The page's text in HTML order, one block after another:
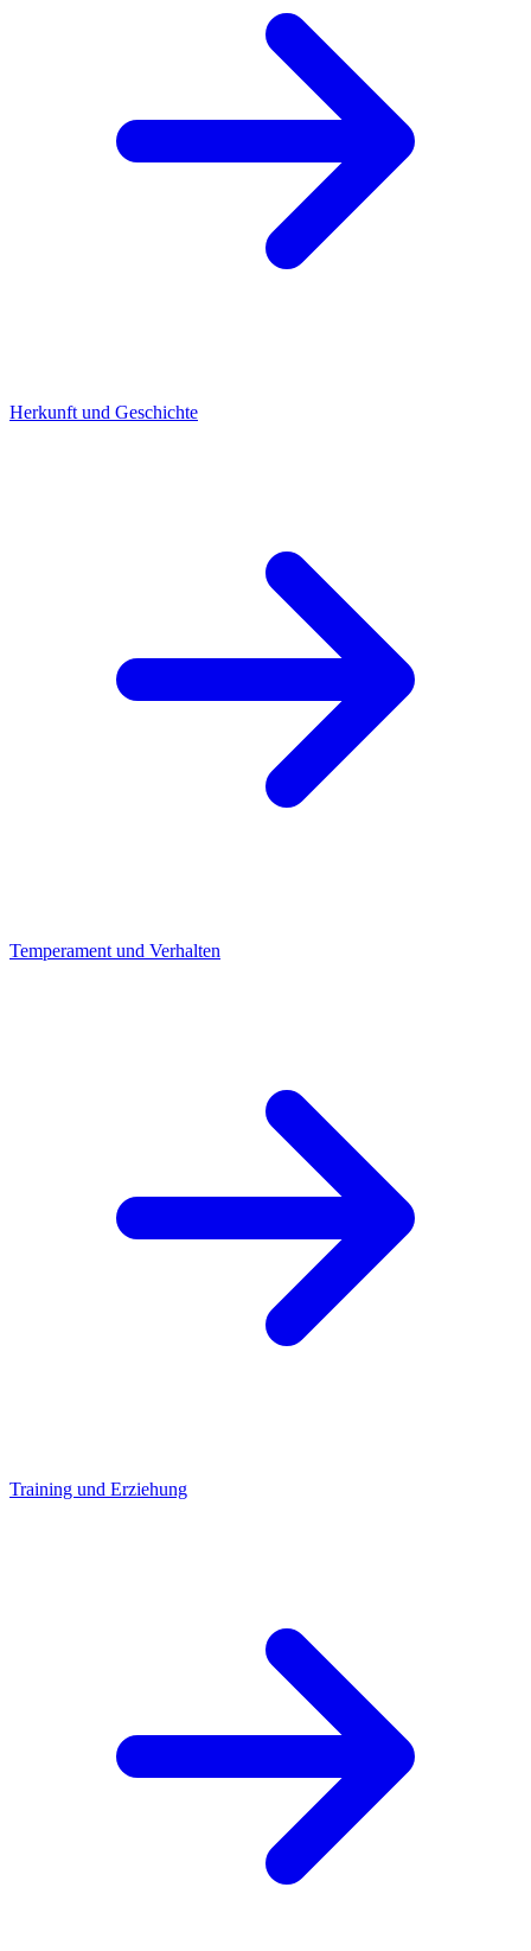
Herkunft und Geschichte
Temperament und Verhalten
Training und Erziehung